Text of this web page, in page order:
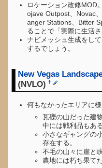
ロケーション改修MOD
ojave Outpost、Novac
anger Stations、Bitter
ることで「実際に生活
ナビメッシュ生成をし
するでしょう。
New Vegas
(NVLO)†
何もなかったエリアに
瓦礫の山だった建
中には戦利品もある
小さなギャングの
存在する。
不毛の山々に崖と
農地には朽ち果て